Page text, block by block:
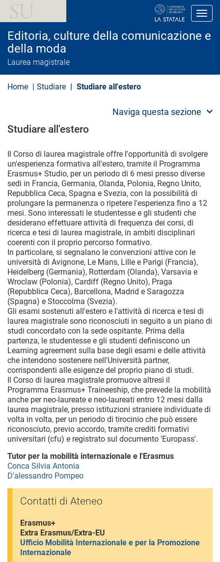
l
Editoria, culture della comunicazione e
della moda
Laurea magistrale
Home Studiare Studiare all'estero​
Naviga questa sezione
Studiare all'estero​
Il Corso di laurea magistrale offre l'opportunità di svolgere
un'esperienza formativa all'estero, tramite il Programma
Erasmus+ Studio, per un periodo di 6 mesi presso diverse
sedi in Francia, Germania, Olanda, Polonia, Regno Unito,
Repubblica Ceca, Spagna e Svezia, con la possibilità di
prolungare la permanenza o ripetere l'esperienza fino a 12
mesi. Sono interessati le studentesse e gli studenti che
desiderano effettuare attività di frequenza dei corsi, di
ricerca e tesi di laurea magistrale, in ambiti disciplinari
coerenti con il proprio percorso formativo.
In particolare, si segnalano le convenzioni attive con le
università di Avignone, Le Mans, Lille e Parigi (Francia),
Heidelberg (Germania), Rotterdam (Olanda), Varsavia e
Wroclaw (Polonia), Cardiff (Regno Unito), Praga
(Repubblica Ceca), Barcellona, Madrid e Saragozza
(Spagna) e Stoccolma (Svezia).
Gli esami sostenuti all'estero e l'attività di ricerca e tesi di
laurea magistrale sono riconosciuti in seguito a un piano di
studi concordato con la sede ospitante. Prima della
partenza, le studentesse e gli studenti definiscono un
Learning agreement sulla base degli esami e delle attività
che intendono sostenere nell'Università partner,
corrispondenti alle esigenze del proprio piano di studi.
Il Corso di laurea magistrale promuove altresì il
Programma Erasmus+ Traineeship, che prevede la mobilità
anche per neo-laureate e neo-laureati entro 12 mesi dalla
laurea magistrale, presso istituzioni straniere individuate di
volta in volta, per un periodo di tirocinio che può essere
riconosciuto, previo accordo, tramite crediti formativi
universitari (cfu) e registrato sul documento 'Europass'.
Tutor per la mobilità internazionale e l'Erasmus
Conca Silvia Antonia
D'alessandro Pompeo
Contatti di Ateneo
Erasmus+
Extra Erasmus/Extra-EU
Ufficio Mobilità Internazionale e per la Promozione
Internazionale